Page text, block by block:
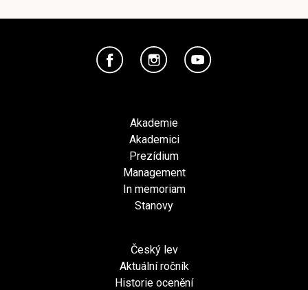
Akademie
Akademici
Prezídium
Management
In memoriam
Stanovy
Český lev
Aktuální ročník
Historie ocenění